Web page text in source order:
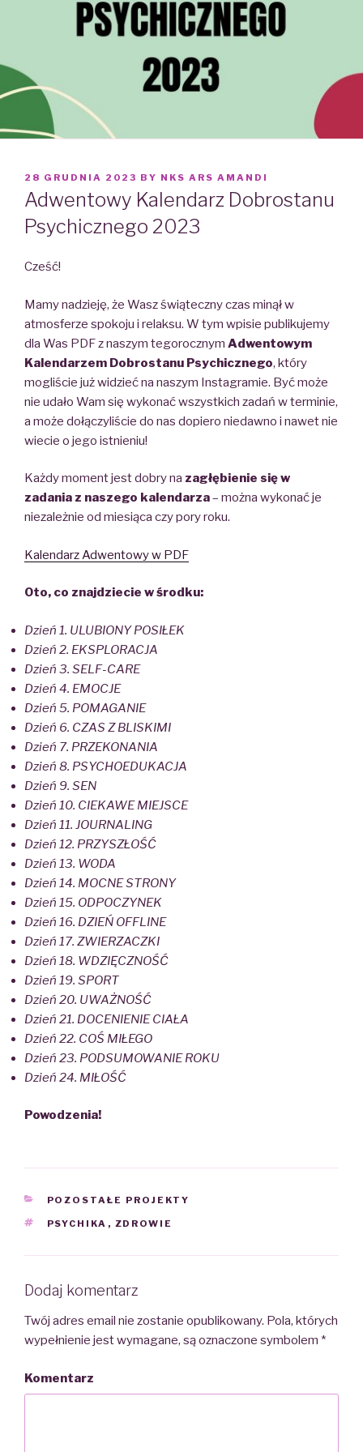
POSTED
ON
28 GRUDNIA 2023 BY NKS ARS AMANDI
Adwentowy Kalendarz Dobrostanu
Psychicznego 2023
Cześć!
Mamy nadzieję, że Wasz świąteczny czas minął w
atmosferze spokoju i relaksu. W tym wpisie publikujemy
dla Was PDF z naszym tegorocznym Adwentowym
Kalendarzem Dobrostanu Psychicznego, który
mogliście już widzieć na naszym Instagramie. Być może
nie udało Wam się wykonać wszystkich zadań w terminie,
a może dołączyliście do nas dopiero niedawno i nawet nie
wiecie o jego istnieniu!
Każdy moment jest dobry na zagłębienie się w
zadania z naszego kalendarza– można wykonać je
niezależnie od miesiąca czy pory roku.
Kalendarz Adwentowy w PDF
Oto, co znajdziecie w środku:
Dzień 1. ULUBIONY POSIŁEK
Dzień 2. EKSPLORACJA
Dzień 3. SELF-CARE
Dzień 4. EMOCJE
Dzień 5. POMAGANIE
Dzień 6. CZAS Z BLISKIMI
Dzień 7. PRZEKONANIA
Dzień 8. PSYCHOEDUKACJA
Dzień 9. SEN
Dzień 10. CIEKAWE MIEJSCE
Dzień 11. JOURNALING
Dzień 12. PRZYSZŁOŚĆ
Dzień 13. WODA
Dzień 14. MOCNE STRONY
Dzień 15. ODPOCZYNEK
Dzień 16. DZIEŃ OFFLINE
Dzień 17. ZWIERZACZKI
Dzień 18. WDZIĘCZNOŚĆ
Dzień 19. SPORT
Dzień 20. UWAŻNOŚĆ
Dzień 21. DOCENIENIE CIAŁA
Dzień 22. COŚ MIŁEGO
Dzień 23. PODSUMOWANIE ROKU
Dzień 24. MIŁOŚĆ
Powodzenia!
CATEGORIES
POZOSTAŁE PROJEKTY
TAGS
PSYCHIKA , ZDROWIE
Dodaj komentarz
Twój adres email nie zostanie opublikowany. Pola, których
wypełnienie jest wymagane, są oznaczone symbolem *
Komentarz